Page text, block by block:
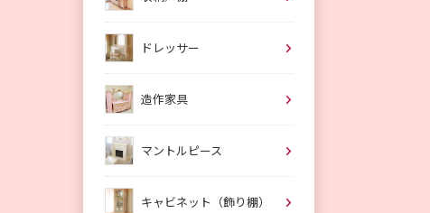
ドレッサー
造作家具
マントルピース
キャビネット（飾り棚）